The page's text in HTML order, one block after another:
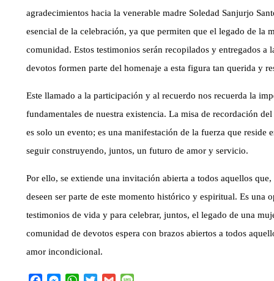
agradecimientos hacia la venerable madre Soledad Sanjurjo
esencial de la celebración, ya que permiten que el legado de la
comunidad. Estos testimonios serán recopilados y entregados a
devotos formen parte del homenaje a esta figura tan querida y
Este llamado a la participación y al recuerdo nos recuerda la
fundamentales de nuestra existencia. La misa de recordación
es solo un evento; es una manifestación de la fuerza que
seguir construyendo, juntos, un futuro de amor y servicio.
Por ello, se extiende una invitación abierta a todos aquellos
deseen ser parte de este momento histórico y espiritual. Es una
testimonios de vida y para celebrar, juntos, el legado de una
comunidad de devotos espera con brazos abiertos a todos
amor incondicional.